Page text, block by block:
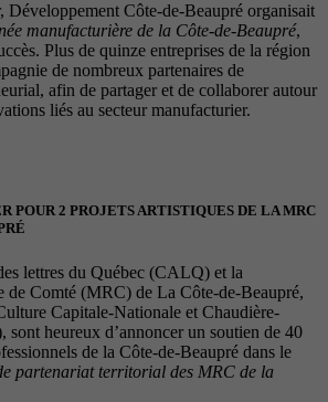
Développement Côte-de-Beaupré organisait
manufacturière de la Côte-de-Beaupré,
Plus de quinze entreprises de la région
de nombreux partenaires de
afin de partager et de collaborer autour
liés au secteur manufacturier.
POUR 2 PROJETS ARTISTIQUES DE LA MRC
lettres du Québec (CALQ) et la
de Comté (MRC) de La Côte-de-Beaupré,
Capitale-Nationale et Chaudière-
heureux d’annoncer un soutien de 40
de la Côte-de-Beaupré dans le
partenariat territorial des MRC de la